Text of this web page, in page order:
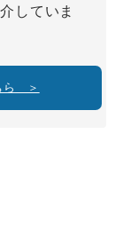
していま
ら ＞